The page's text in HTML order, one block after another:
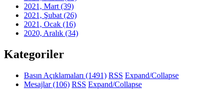
2021, Mart (39)
2021, Şubat (26)
2021, Ocak (16)
2020, Aralık (34)
Kategoriler
Basın Açıklamaları (1491) RSS Expand/Collapse
Mesajlar(106) RSS Expand/Collapse